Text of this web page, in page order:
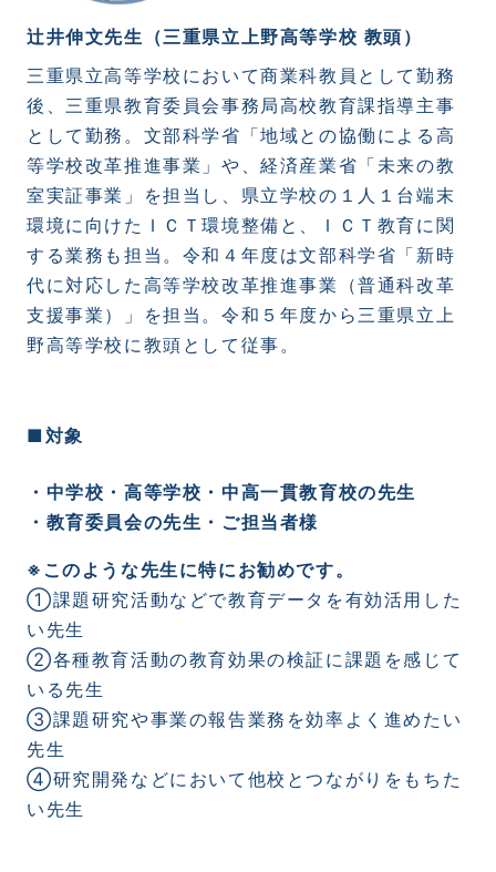
辻井伸文先生（三重県立上野高等学校 教頭）
三重県立高等学校において商業科教員として勤務
後、三重県教育委員会事務局高校教育課指導主事
として勤務。文部科学省「地域との協働による高
等学校改革推進事業」や、経済産業省「未来の教
室実証事業」を担当し、県立学校の１人１台端末
環境に向けたＩＣＴ環境整備と、ＩＣＴ教育に関
する業務も担当。令和４年度は文部科学省「新時
代に対応した高等学校改革推進事業（普通科改革
支援事業）」を担当。令和５年度から三重県立上
野高等学校に教頭として従事。
■対象
・中学校・高等学校・中高一貫教育校の先生
・教育委員会の先生・ご担当者様
※このような先生に特にお勧めです。
①課題研究活動などで教育データを有効活用した
い先生
②各種教育活動の教育効果の検証に課題を感じて
いる先生
③課題研究や事業の報告業務を効率よく進めたい
先生
④研究開発などにおいて他校とつながりをもちた
い先生